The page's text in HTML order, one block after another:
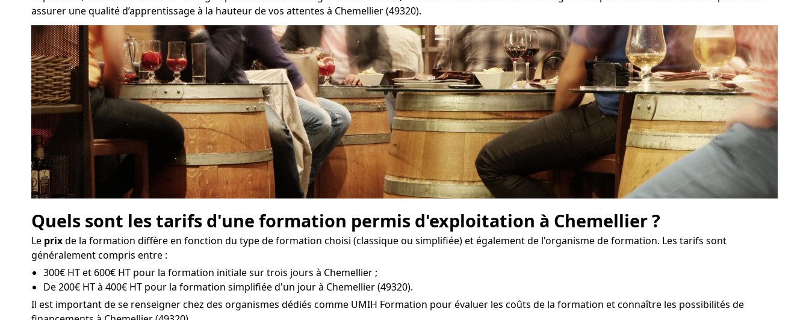
assurer une qualité d’apprentissage à la hauteur de vos attentes à Chemellier (49320).
Quels sont les tarifs d'une formation permis d'exploitation à Chemellier ?
Le prixde la formation diffère en fonction du type de formation choisi (classique ou simplifiée) et également de l'organisme de formation. Les tarifs sont
généralement compris entre :
300€ HT et 600€ HT pour la formation initiale sur trois jours à Chemellier ;
De 200€ HT à 400€ HT pour la formation simplifiée d'un jour à Chemellier (49320).
Il est important de se renseigner chez des organismes dédiés comme UMIH Formation pour évaluer les coûts de la formation et connaître les possibilités de